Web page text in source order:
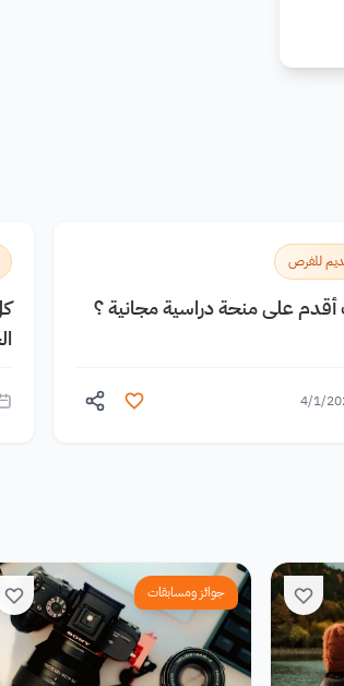
للفرص
على منحة دراسية مجانية ؟
4/1/
جوائز ومسابقات